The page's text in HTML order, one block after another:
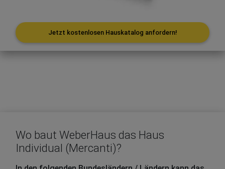
Jetzt kostenlosen Hauskatalog anfordern!
Wo baut WeberHaus das Haus
Individual (Mercanti)?